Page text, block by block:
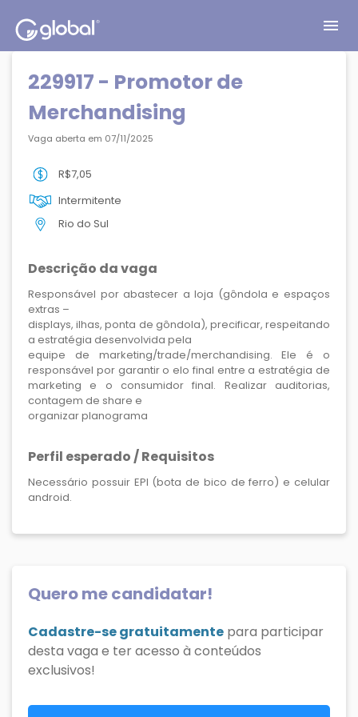
menu
229917 - Promotor de
Merchandising
Vaga aberta em 07/11/2025
R$7,05
Intermitente
Rio do Sul
Descrição da vaga
Responsável por abastecer a loja (gôndola e espaços
extras –
displays, ilhas, ponta de gôndola), precificar, respeitando
a estratégia desenvolvida pela
equipe de marketing/trade/merchandising. Ele é o
responsável por garantir o elo final entre a estratégia de
marketing e o consumidor final. Realizar auditorias,
contagem de share e
organizar planograma
Perfil esperado / Requisitos
Necessário possuir EPI (bota de bico de ferro) e celular
android.
Quero me candidatar!
Cadastre-se gratuitamente para participar
desta vaga e ter acesso à conteúdos
exclusivos!